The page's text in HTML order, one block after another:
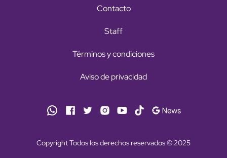
Contacto
Staff
Términos y condiciones
Aviso de privacidad
Copyright Todos los derechos reservados © 2025